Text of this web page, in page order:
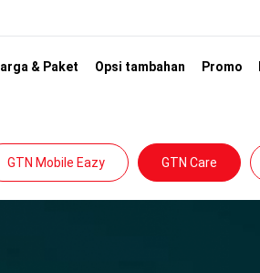
& Paket Opsi tambahan Promo
GTN Mobile Eazy GTN Care